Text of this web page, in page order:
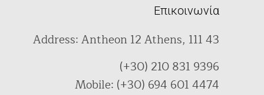
Επικοινωνία
Address: Antheon 12 Athens, 111 43
(+30) 210 831 9396
Mobile: (+30) 694 601 4474